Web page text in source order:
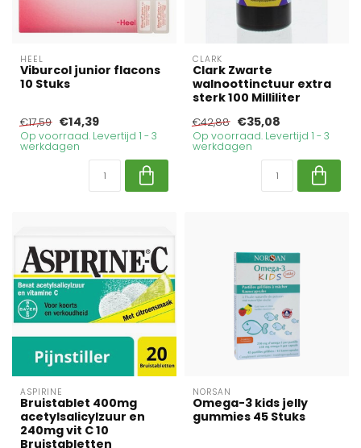
HEEL
Viburcol junior flacons
10 Stuks
€17,59 €14,39
Op voorraad. Levertijd 1 - 3
werkdagen
CLARK
Clark Zwarte
walnoottinctuur extra
sterk 100 Milliliter
€42,88 €35,08
Op voorraad. Levertijd 1 - 3
werkdagen
ASPIRINE
Bruistablet 400mg
acetylsalicylzuur en
240mg vit C 10
Bruistabletten
NORSAN
Omega-3 kids jelly
gummies 45 Stuks